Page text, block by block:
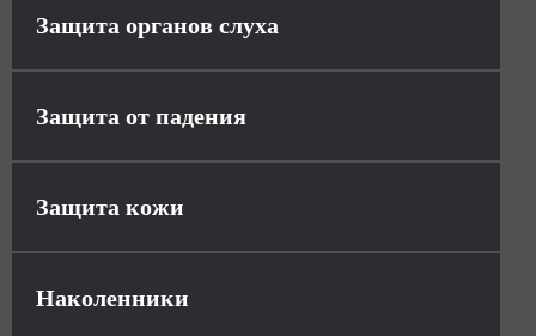
Защита органов слуха
Защита от падения
Защита кожи
Наколенники